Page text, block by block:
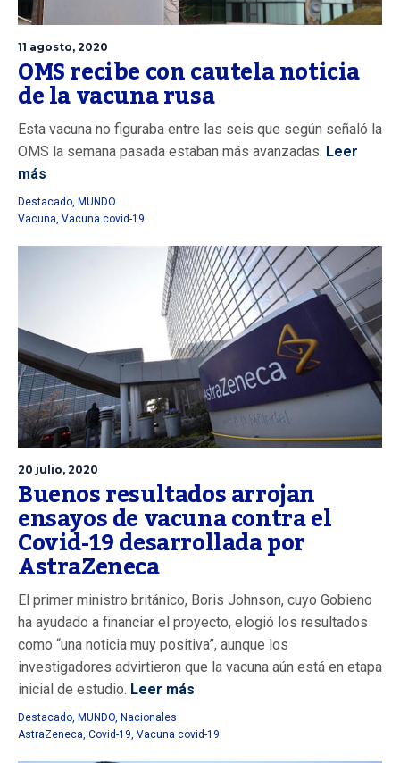
11 agosto, 2020
OMS recibe con cautela noticia
de la vacuna rusa
Esta vacuna no figuraba entre las seis que según señaló la
OMS la semana pasada estaban más avanzadas. Leer
más
Destacado MUNDO
Vacuna Vacuna covid-19
20 julio, 2020
Buenos resultados arrojan
ensayos de vacuna contra el
Covid-19 desarrollada por
AstraZeneca
El primer ministro británico, Boris Johnson, cuyo Gobieno
ha ayudado a financiar el proyecto, elogió los resultados
como “una noticia muy positiva”, aunque los
investigadores advirtieron que la vacuna aún está en etapa
inicial de estudio. Leer más
Destacado, MUNDO, Nacionales
AstraZeneca, Covid-19, Vacuna covid-19